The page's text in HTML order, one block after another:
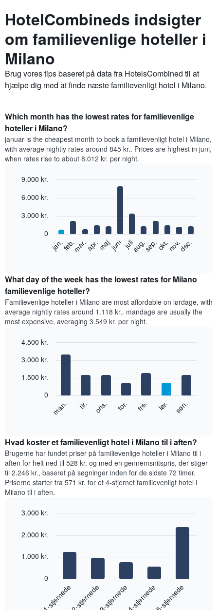
HotelCombineds indsigter
om familievenlige hoteller i
Milano
Brug vores tips baseret på data fra HotelsCombined til at
hjælpe dig med at finde næste familievenligt hotel i Milano.
Which month has the lowest rates for familievenlige
hoteller i Milano?
januar is the cheapest month to book a familievenligt hotel i Milano,
with average nightly rates around 845 kr.. Prices are highest in juni,
when rates rise to about 8.012 kr. per night.
chart
12
gennemsnitlige
pris
for
et
værelse
hver
Diagrammet
akse,
Diagrammet
y-
akse,
der
viser
den
gennemsnitlige
for
et
graphic.
jan.feb.mar.apr.majjunijuliaug.sep.okt.nov.dec.
0
3.000 kr.
6.000 kr.
9.000 kr.
What day of the week has the lowest rates for Milano
familievenlige hoteller?
Familievenlige hoteller i Milano are most affordable on lørdage, with
average nightly rates around 1.118 kr.. mandage are usually the
most expensive, averaging 3.549 kr. per night.
chart
gennemsnitlige
for
et
værelse
hver
dag
ugen
har
akse,
Diagrammet
graphic.
man. tir. ons. tor. fre. lør. søn.
0
1.500 kr.
3.000 kr.
4.500 kr.
Hvad koster et familievenligt hotel i Milano til i aften?
Brugerne har fundet priser på familievenlige hoteller i Milano til i
aften for helt ned til 528 kr. og med en gennemsnitspris, der stiger
til 2.246 kr., baseret på søgninger inden for de sidste 72 timer.
Priserne starter fra 571 kr. for et 4-stjernet familievenligt hotel i
Milano til i aften.
chart
with
bars.
Følgende
1-stjernede2-stjernede3-stjernede4-stjernede5-stjernede
0
1.000 kr.
2.000 kr.
3.000 kr.